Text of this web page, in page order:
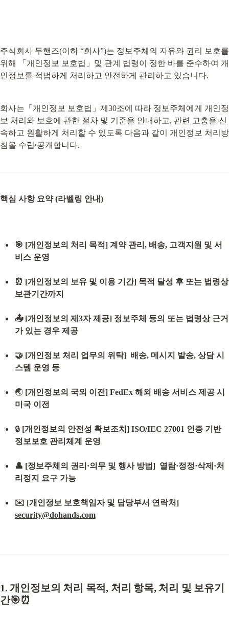
주식회사 두핸즈(이하 “회사”)는 정보주체의 자유와 권리 보호를
위해 「개인정보 보호법」및 관계 법령이 정한 바를 준수하여 개
인정보를 적법하게 처리하고 안전하게 관리하고 있습니다.
회사는「개인정보 보호법」제30조에 따라 정보주체에게 개인정
보 처리와 보호에 관한 절차 및 기준을 안내하고, 관련 고충을 신
속하고 원활하게 처리할 수 있도록 다음과 같이 개인정보 처리방
침을 수립∙공개합니다.
핵심 사항 요약 (라벨링 안내)
🎯 [개인정보의 처리 목적] 계약 관리, 배송, 고객지원 및 서
비스 운영
⏰ [개인정보의 보유 및 이용 기간] 목적 달성 후 또는 법령상
보관기간까지
📤 [개인정보의 제3자 제공] 정보주체 동의 또는 법령상 근거
가 있는 경우 제공
🤝 [개인정보 처리 업무의 위탁]  배송, 메시지 발송, 상담 시
스템 운영 등
🌏 [개인정보의 국외 이전] FedEx 해외 배송 서비스 제공 시
미국 이전
🔒 [개인정보의 안전성 확보조치] ISO/IEC 27001 인증 기반
정보보호 관리체계 운영
👤 [정보주체의 권리·의무 및 행사 방법]  열람·정정·삭제·처
리정지 요구 가능
✉️ [개인정보 보호책임자 및 담당부서 연락처]
security@dohands.com
1. 개인정보의 처리 목적, 처리 항목, 처리 및 보유기
간🎯⏰